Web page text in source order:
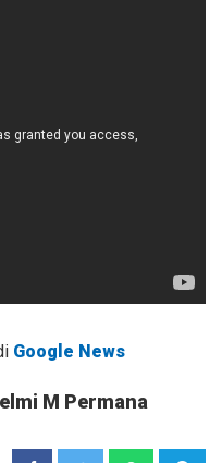
Google News
M Permana